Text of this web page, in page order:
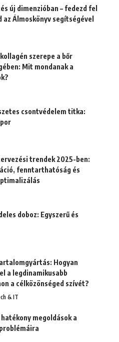
új dimenzióban – fedezd fel
az Álmoskönyv segítségével
szerepe a bőr
Mit mondanak a
csontvédelem titka:
trendek 2025-ben:
fenntarthatóság és
doboz: Egyszerű és
Hogyan
a legdinamikusabb
a célközönséged szívét?
& IT
hatékony megoldások a